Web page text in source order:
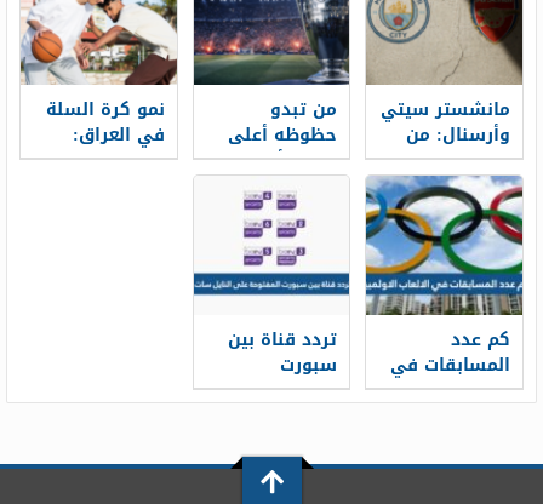
مانشستر سيتي
وأرسنال: من
سيفوز بلقب
الدوري
الإنجليزي في
2025-2026؟
من تبدو
حظوظه أعلى
لرفع كأس
دوري الأبطال
هذا الموسم؟
نمو كرة السلة
في العراق:
هيكل الدوري
كم عدد
المسابقات في
الالعاب
تردد قناة بين
سبورت
المفتوحة على